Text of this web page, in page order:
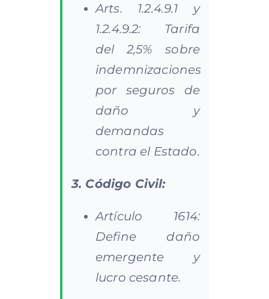
Arts. 1.2.4.9.1 y
1.2.4.9.2: Tarifa
del 2,5% sobre
indemnizaciones
por seguros de
daño y
demandas
contra el Estado.
3. Código Civil:
Artículo 1614:
Define daño
emergente y
lucro cesante.